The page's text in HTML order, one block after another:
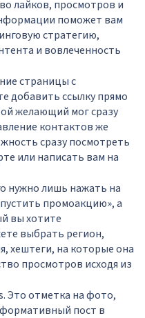
лайков, просмотров и
поможет вам
стратегию,
и вовлеченность
страницы с
добавить ссылку прямо
желающий мог сразу
контактов же
сразу посмотреть
или написать вам на
нужно лишь нажать на
промоакцию», а
вы хотите
выбрать регион,
хештеги, на которые она
просмотров исходя из
Это отметка на фото,
пост в